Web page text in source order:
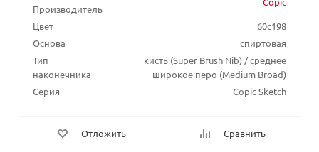
Производитель
Цвет
60c198
Основа
спиртовая
Тип
наконечника
кисть (Super Brush Nib) / среднее
широкое перо (Medium Broad)
Серия
Copic Sketch
Отложить Сравнить